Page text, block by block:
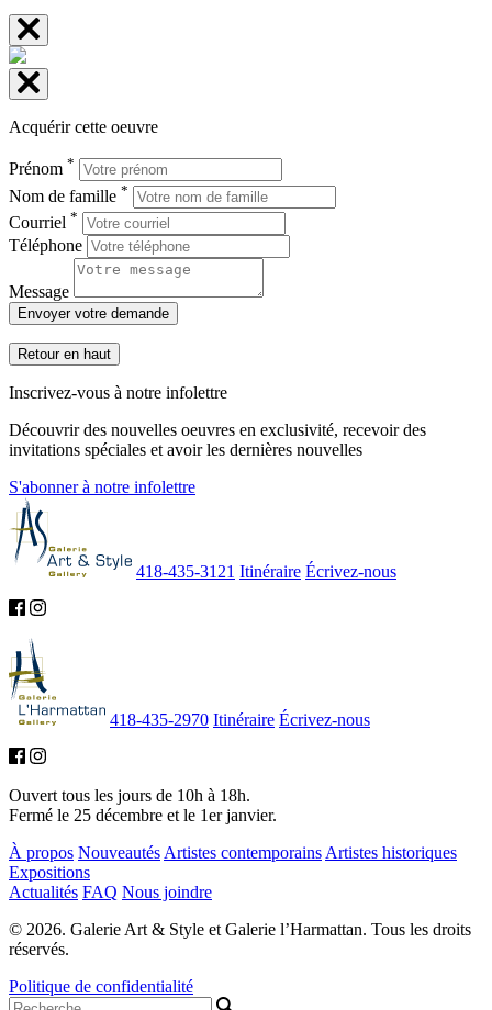
Acquérir cette oeuvre
Prénom *
Nom de famille *
Courriel *
Téléphone
Message
Envoyer votre demande
Retour en haut
Inscrivez-vous à notre infolettre
Découvrir des nouvelles oeuvres en exclusivité, recevoir des
invitations spéciales et avoir les dernières nouvelles
S'abonner à notre infolettre
418-435-3121 Itinéraire Écrivez-nous
418-435-2970 Itinéraire Écrivez-nous
Ouvert tous les jours de 10h à 18h.
Fermé le 25 décembre et le 1er janvier.
À propos Nouveautés Artistes contemporains Artistes historiques
Expositions
Actualités FAQ Nous joindre
© 2026. Galerie Art & Style et Galerie l’Harmattan. Tous les droits
réservés.
Politique de confidentialité